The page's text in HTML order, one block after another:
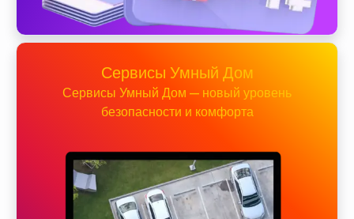
Сервисы Умный Дом
Сервисы Умный Дом — новый уровень
безопасности и комфорта